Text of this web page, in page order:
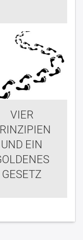
VIER
UND EIN
GESETZ